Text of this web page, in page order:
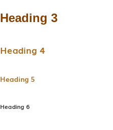
Heading 3
Heading 4
Heading 5
Heading 6